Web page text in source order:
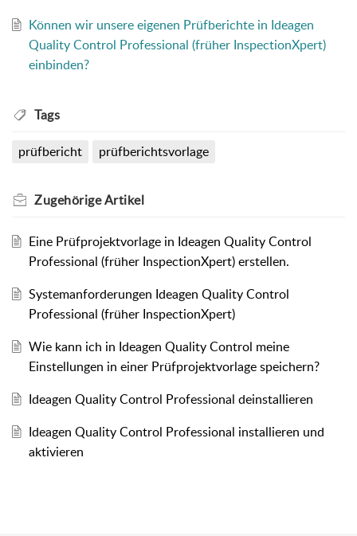
Können wir unsere eigenen Prüfberichte in Ideagen
Quality Control Professional (früher InspectionXpert)
einbinden?
Tags
prüfbericht prüfberichtsvorlage
ZugehörigeArtikel
Eine Prüfprojektvorlage in Ideagen Quality Control
Professional (früher InspectionXpert) erstellen.
Systemanforderungen Ideagen Quality Control
Professional (früher InspectionXpert)
Wie kann ich in Ideagen Quality Control meine
Einstellungen in einer Prüfprojektvorlage speichern?
Ideagen Quality Control Professional deinstallieren
Ideagen Quality Control Professional installieren und
aktivieren